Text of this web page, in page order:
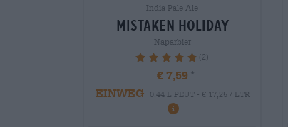
India Pale Ale
mistaken holiday
Naparbier
100% (2)
€ 7,59
EINWEG
0,44 L PEUT - € 17,25 / LTR